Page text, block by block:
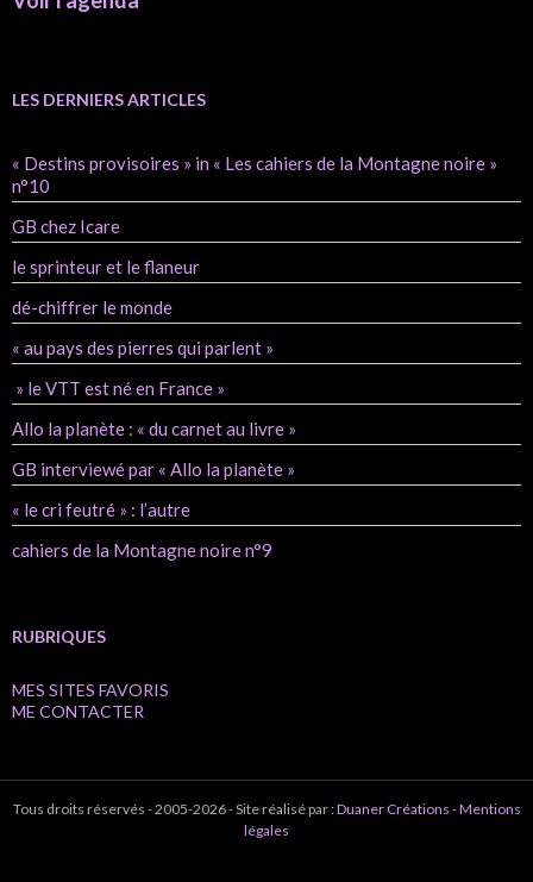
LES DERNIERS ARTICLES
« Destins provisoires » in « Les cahiers de la Montagne noire »
n°10
GB chez Icare
le sprinteur et le flaneur
dé-chiffrer le monde
« au pays des pierres qui parlent »
» le VTT est né en France »
Allo la planète : « du carnet au livre »
GB interviewé par « Allo la planète »
« le cri feutré » : l’autre
cahiers de la Montagne noire n°9
RUBRIQUES
MES SITES FAVORIS
ME CONTACTER
Tous droits réservés - 2005-2026 - Site réalisé par :Duaner Créations -Mentions
légales